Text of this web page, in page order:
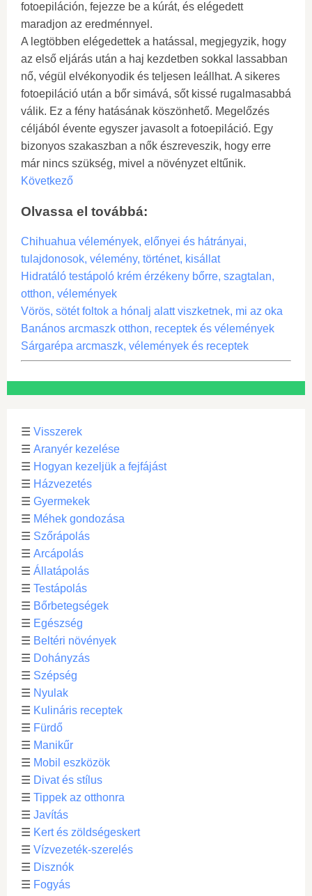
fotoepiláción, fejezze be a kúrát, és elégedett
maradjon az eredménnyel.
A legtöbben elégedettek a hatással, megjegyzik, hogy
az első eljárás után a haj kezdetben sokkal lassabban
nő, végül elvékonyodik és teljesen leállhat. A sikeres
fotoepiláció után a bőr simává, sőt kissé rugalmasabbá
válik. Ez a fény hatásának köszönhető. Megelőzés
céljából évente egyszer javasolt a fotoepiláció. Egy
bizonyos szakaszban a nők észreveszik, hogy erre
már nincs szükség, mivel a növényzet eltűnik.
Következő
Olvassa el továbbá:
Chihuahua vélemények, előnyei és hátrányai,
tulajdonosok, vélemény, történet, kisállat
Hidratáló testápoló krém érzékeny bőrre, szagtalan,
otthon, vélemények
Vörös, sötét foltok a hónalj alatt viszketnek, mi az oka
Banános arcmaszk otthon, receptek és vélemények
Sárgarépa arcmaszk, vélemények és receptek
☰ Visszerek
☰ Aranyér kezelése
☰ Hogyan kezeljük a fejfájást
☰ Házvezetés
☰ Gyermekek
☰ Méhek gondozása
☰ Szőrápolás
☰ Arcápolás
☰ Állatápolás
☰ Testápolás
☰ Bőrbetegségek
☰ Egészség
☰ Beltéri növények
☰ Dohányzás
☰ Szépség
☰ Nyulak
☰ Kulináris receptek
☰ Fürdő
☰ Manikűr
☰ Mobil eszközök
☰ Divat és stílus
☰ Tippek az otthonra
☰ Javítás
☰ Kert és zöldségeskert
☰ Vízvezeték-szerelés
☰ Disznók
☰ Fogyás